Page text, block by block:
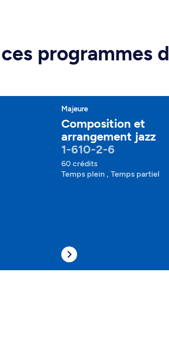
programmes
Majeure
Composition et
arrangement jazz
1-610-2-6
60 crédits
Temps plein , Temps partiel